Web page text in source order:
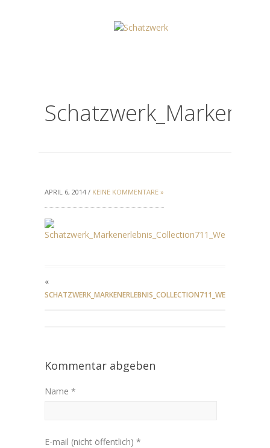
APRIL 6, 2014 / KEINE KOMMENTARE »
«
SCHATZWERK_MARKENERLEBNIS_COLLECTION711_WEB_4
Kommentar abgeben
Name *
E-mail (nicht öffentlich) *